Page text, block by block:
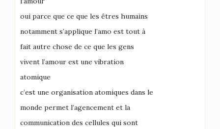
oui parce que ce que les êtres humains
notamment s’applique l’amo est tout à
fait autre chose de ce que les gens
vivent l’amour est une vibration
atomique
c’est une organisation atomiques dans le
monde permet l’agencement et la
communication des cellules qui sont